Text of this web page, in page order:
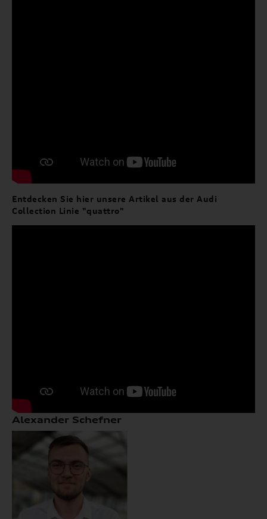
Entdecken Sie hier unsere Artikel aus der Audi
Collection Linie "quattro"
Alexander Schefner